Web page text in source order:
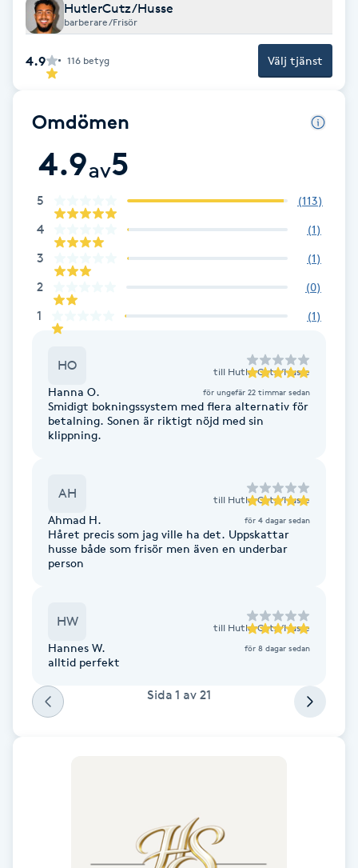
Celluliter
Coachning
Cryoterapi
Damklippning
Dermapen
Diamantslipning
Enzympeeling
Extensions
Face framing
Faceliftmassage
Fet hårbotten
Fettreducering
HutlerCutz/Husse
barberare/Frisör
4.9 116 betyg Välj tjänst
Omdömen
4.9av5
5 (113)
4 (1)
3 (1)
2 (0)
1 (1)
HO till HutlerCutz/Husse
Hanna O. för ungefär 22 timmar sedan
Smidigt bokningssystem med flera alternativ för
betalning. Sonen är riktigt nöjd med sin
klippning.
AH till HutlerCutz/Husse
Ahmad H. för 4 dagar sedan
Håret precis som jag ville ha det. Uppskattar
husse både som frisör men även en underbar
person
HW till HutlerCutz/Husse
Hannes W. för 8 dagar sedan
alltid perfekt
Sida 1 av 21